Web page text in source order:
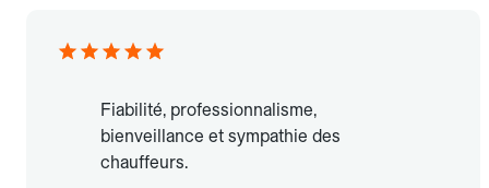
Fiabilité, professionnalisme,
bienveillance et sympathie des
chauffeurs.